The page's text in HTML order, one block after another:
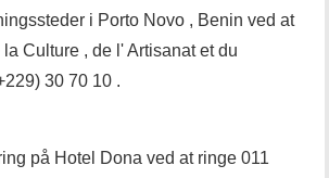
i Porto Novo , Benin ved at
Culture , de l' Artisanat et du
30 70 10 .
på Hotel Dona ved at ringe 011